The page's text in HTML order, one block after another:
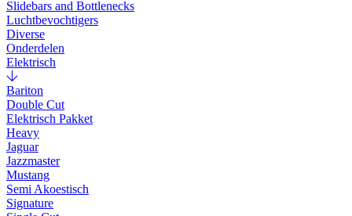
Slidebars and Bottlenecks
Luchtbevochtigers
Diverse
Onderdelen
Elektrisch
Bariton
Double Cut
Elektrisch Pakket
Heavy
Jaguar
Jazzmaster
Mustang
Semi Akoestisch
Signature